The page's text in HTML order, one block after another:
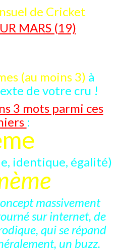
MARS (19)
(au moins 3) à
de votre cru !
3 mots parmi ces
:
identique, égalité)
massivement
sur internet, de
qui se répand
un buzz.